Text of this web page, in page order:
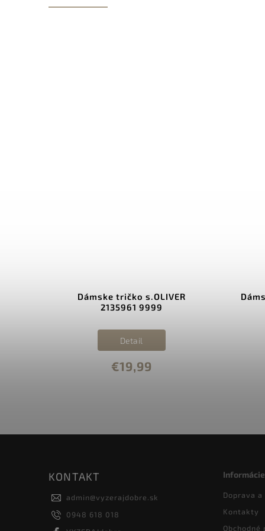
Dámske tričko s.OLIVER
2135961 9999
€19,99
Detail
KONTAKT
admin@vyzerajdobre.sk
0948 618 018
Doprava
Kontakty
Obchodné